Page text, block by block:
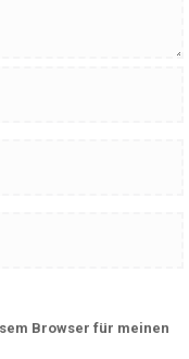
Browser für meinen